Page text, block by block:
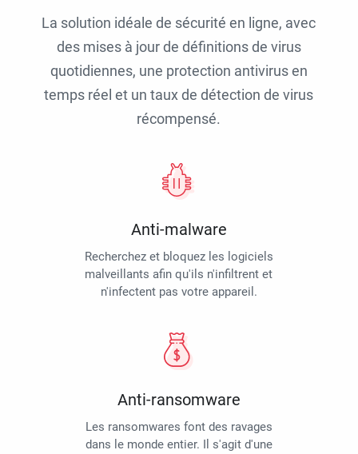
La solution idéale de sécurité en ligne, avec
des mises à jour de définitions de virus
quotidiennes, une protection antivirus en
temps réel et un taux de détection de virus
récompensé.
Anti-malware
Recherchez et bloquez les logiciels
malveillants afin qu'ils n'infiltrent et
n'infectent pas votre appareil.
Anti-ransomware
Les ransomwares font des ravages
dans le monde entier. Il s'agit d'une